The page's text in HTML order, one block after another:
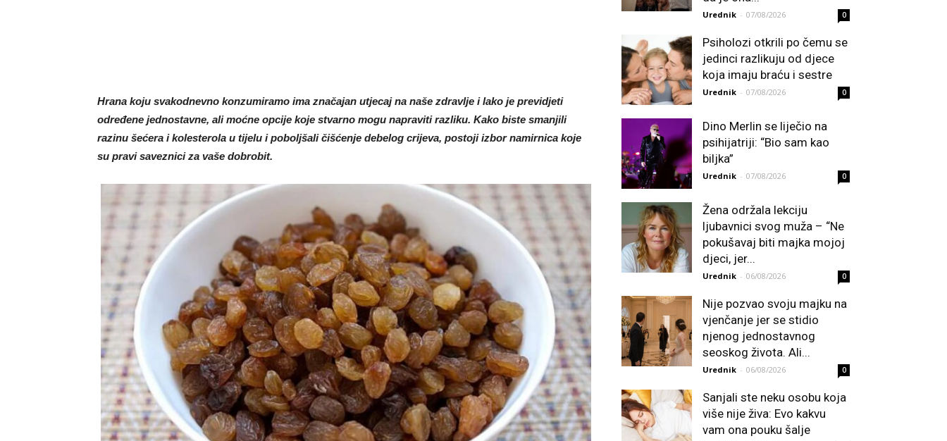
Hrana koju svakodnevno konzumiramo ima značajan utjecaj na naše zdravlje i lako je previdjeti
određene jednostavne, ali moćne opcije koje stvarno mogu napraviti razliku. Kako biste smanjili
razinu šećera i kolesterola u tijelu i poboljšali čišćenje debelog crijeva, postoji izbor namirnica koje
su pravi saveznici za vaše dobrobit.
Urednik - 07/08/2026 0
Psiholozi otkrili po čemu se
jedinci razlikuju od djece
koja imaju braću i sestre
Urednik - 07/08/2026 0
Dino Merlin se liječio na
psihijatriji: “Bio sam kao
biljka”
Urednik - 07/08/2026 0
Žena održala lekciju
ljubavnici svog muža – “Ne
pokušavaj biti majka mojoj
djeci, jer...
Urednik - 06/08/2026 0
Nije pozvao svoju majku na
vjenčanje jer se stidio
njenog jednostavnog
seoskog života. Ali...
Urednik - 06/08/2026 0
Sanjali ste neku osobu koja
više nije živa: Evo kakvu
vam ona pouku šalje